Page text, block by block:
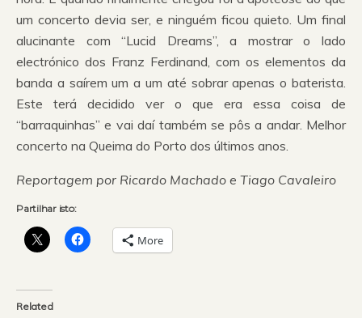
um concerto devia ser, e ninguém ficou quieto. Um final
alucinante com “Lucid Dreams”, a mostrar o lado
electrónico dos Franz Ferdinand, com os elementos da
banda a saírem um a um até sobrar apenas o baterista.
Este terá decidido ver o que era essa coisa de
“barraquinhas” e vai daí também se pôs a andar. Melhor
concerto na Queima do Porto dos últimos anos.
Reportagem por Ricardo Machado e Tiago Cavaleiro
Partilhar isto:
More
Related